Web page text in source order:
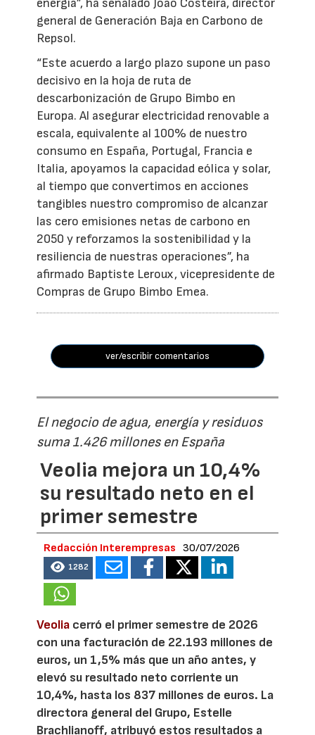
general de Generación Baja en Carbono de
Repsol.
“Este acuerdo a largo plazo supone un paso
decisivo en la hoja de ruta de
descarbonización de Grupo Bimbo en
Europa. Al asegurar electricidad renovable a
escala, equivalente al 100% de nuestro
consumo en España, Portugal, Francia e
Italia, apoyamos la capacidad eólica y solar,
al tiempo que convertimos en acciones
tangibles nuestro compromiso de alcanzar
las cero emisiones netas de carbono en
2050 y reforzamos la sostenibilidad y la
resiliencia de nuestras operaciones”, ha
afirmado Baptiste Leroux, vicepresidente de
Compras de Grupo Bimbo Emea.
ver/escribir comentarios
El negocio de agua, energía y residuos
suma 1.426 millones en España
Veolia mejora un 10,4%
su resultado neto en el
primer semestre
Redacción Interempresas 30/07/2026
1282
Veolia cerró el primer semestre de 2026
con una facturación de 22.193 millones de
euros, un 1,5% más que un año antes, y
elevó su resultado neto corriente un
10,4%, hasta los 837 millones de euros. La
directora general del Grupo, Estelle
Brachlianoff, atribuyó estos resultados a